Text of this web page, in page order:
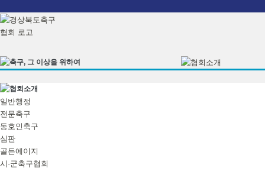
일반행정
전문축구
동호인축구
심판
골든에이지
시·군축구협회